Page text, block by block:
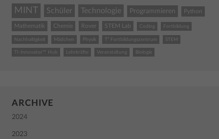
MINT Schüler Technologie Programmieren Python
Mathematik Chemie Rover STEM Lab Coding Fortbildung
Nachhaltigkeit Mädchen Physik T³ Fortbildungszentrum STEM
TI-Innovator™ Hub Lehrkräfte Veranstaltung Biologie
ARCHIVE
2024
2023